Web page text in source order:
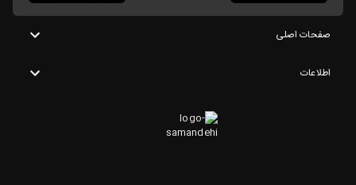
صفحات اصلی
اطلاعات